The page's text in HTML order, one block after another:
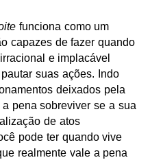
funciona como um
capazes de fazer quando
e implacável
suas ações. Indo
deixados pela
pena sobreviver se a sua
de atos
pode ter quando vive
realmente vale a pena